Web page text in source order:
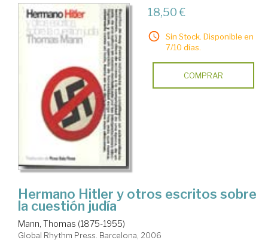
18,50 €
Sin Stock. Disponible en
7/10 días.
COMPRAR
Hermano Hitler y otros escritos sobre
la cuestión judía
Mann, Thomas (1875-1955)
Global Rhythm Press. Barcelona, 2006